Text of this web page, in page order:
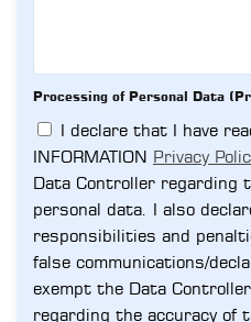
Processing of Personal Data
I declare that I have
INFORMATION Privacy
Data Controller regarding
personal data. I also
responsibilities and
false communications/
exempt the Data
regarding the accuracy of